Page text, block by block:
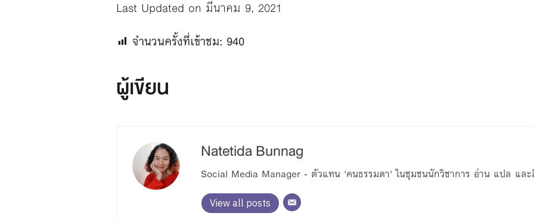
Last Updated on มีนาคม 9, 2021
จำนวนครั้งที่เข้าชม: 940
ผู้เขียน
Natetida Bunnag
Social Media Manager - ตัวแทน 'คนธรรมดา' ในชุมชนนักวิชาการ อ่าน แปล และ
View all posts